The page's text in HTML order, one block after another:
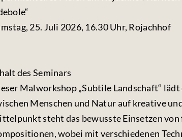
25. Juli 2026, 16.30 Uhr, Rojachhof
des Seminars
Malworkshop „Subtile Landschaft“
Menschen und Natur auf kreative
steht das bewusste Einsetzen
wobei mit verschiedenen